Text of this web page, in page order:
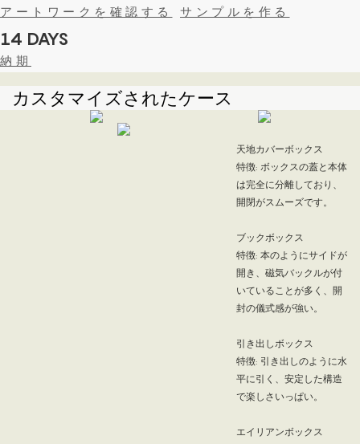
アートワークを確認する サンプルを作る
14 DAYS
納期
カスタマイズされたケース
天地カバーボックス
特徴: ボックスの蓋と本体
は完全に分離しており、
開閉がスムーズです。
ブックボックス
特徴: 本のようにサイドが
開き、磁気バックルが付
いていることが多く、開
封の儀式感が強い。
引き出しボックス
特徴: 引き出しのように水
平に引く、安定した構造
で楽しさいっぱい。
エイリアンボックス